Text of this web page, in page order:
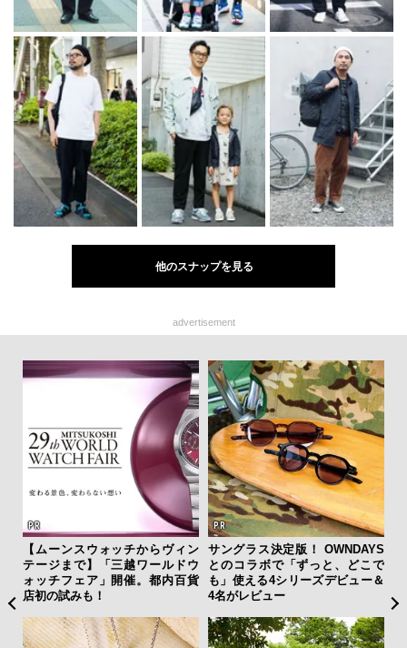
他のスナップを見る
advertisement
【ムーンスウォッチからヴィン
テージまで】「三越ワールドウ
ォッチフェア」開催。都内百貨
店初の試みも！
サングラス決定版！ OWNDAYS
とのコラボで「ずっと、どこで
も」使える4シリーズデビュー＆
4名がレビュー